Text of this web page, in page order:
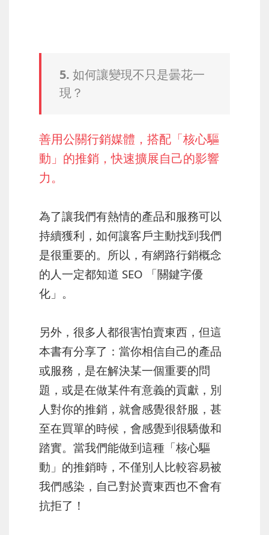
5. 如何讓變現不只是曇花一
現？
善用公關行銷媒體，搭配「核心驅
動」的推銷，快速擴展自己的影響
力。
為了讓我們有熱情的產品和服務可以
持續獲利，如何讓客戶主動找到我們
是很重要的。所以，有網路行銷概念
的人一定都知道 SEO 「關鍵字優
化」。
另外，很多人都很害怕賣東西，但這
本書有分享了：當你相信自己的產品
或服務，是在解決某一個重要的問
題，或是在做某件有意義的貢獻，別
人對你的推銷，就會感覺很舒服，甚
至在買單的時候，會感覺到很驕傲和
踏實。當我們能做到這種「核心驅
動」的推銷時，不僅別人比較容易被
我們感染，自己對於賣東西也不會有
抗拒了！